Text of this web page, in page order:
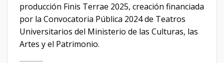
producción Finis Terrae 2025, creación financiada
por la Convocatoria Pública 2024 de Teatros
Universitarios del Ministerio de las Culturas, las
Artes y el Patrimonio.